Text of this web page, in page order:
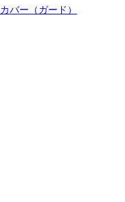
バー（ガード）